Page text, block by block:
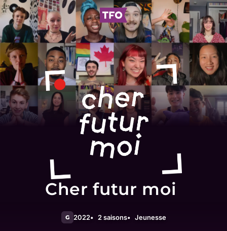
Cher futur moi
G 2022 2 saisons Jeunesse